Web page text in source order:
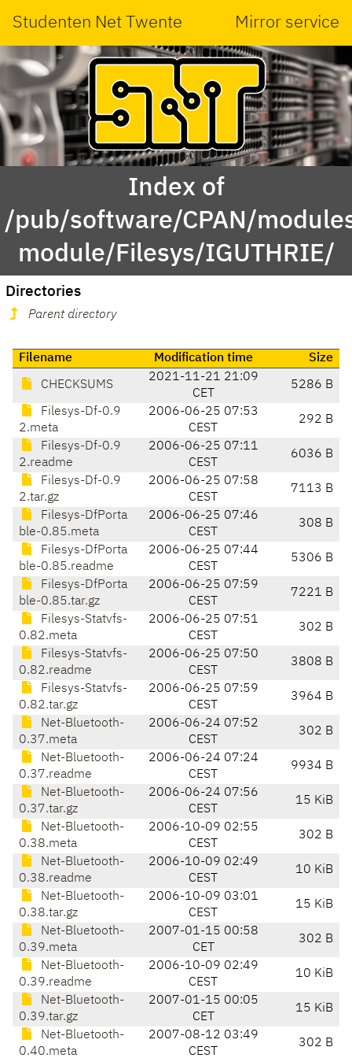
Studenten Net Twente Mirror service
Index of
/pub/software/CPAN/
module/Filesys/IGUTHRIE/
Directories
Parent directory
Filename Modification time Size
CHECKSUMS
2021-11-21 21:09
CET
5286 B
Filesys-Df-0.9
2.meta
2006-06-25 07:53
CEST
292 B
Filesys-Df-0.9
2.readme
2006-06-25 07:11
CEST
6036 B
Filesys-Df-0.9
2.tar.gz
2006-06-25 07:58
CEST
7113 B
Filesys-DfPorta
ble-0.85.meta
2006-06-25 07:46
CEST
308 B
Filesys-DfPorta
ble-0.85.readme
2006-06-25 07:44
CEST
5306 B
Filesys-DfPorta
ble-0.85.tar.gz
2006-06-25 07:59
CEST
7221 B
Filesys-Statvfs-
0.82.meta
2006-06-25 07:51
CEST
302 B
Filesys-Statvfs-
0.82.readme
2006-06-25 07:50
CEST
3808 B
Filesys-Statvfs-
0.82.tar.gz
2006-06-25 07:59
CEST
3964 B
Net-Bluetooth-
0.37.meta
2006-06-24 07:52
CEST
302 B
Net-Bluetooth-
0.37.readme
2006-06-24 07:24
CEST
9934 B
Net-Bluetooth-
0.37.tar.gz
2006-06-24 07:56
CEST
15 KiB
Net-Bluetooth-
0.38.meta
2006-10-09 02:55
CEST
302 B
Net-Bluetooth-
0.38.readme
2006-10-09 02:49
CEST
10 KiB
Net-Bluetooth-
0.38.tar.gz
2006-10-09 03:01
CEST
15 KiB
Net-Bluetooth-
0.39.meta
2007-01-15 00:58
CET
302 B
Net-Bluetooth-
0.39.readme
2006-10-09 02:49
CEST
10 KiB
Net-Bluetooth-
0.39.tar.gz
2007-01-15 00:05
CET
15 KiB
Net-Bluetooth-
0.40.meta
2007-08-12 03:49
CEST
302 B